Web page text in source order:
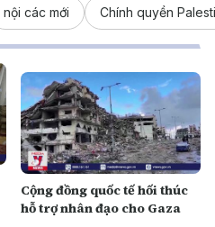
nội các mới Chính quyền
Cộng đồng quốc tế hối thúc
hỗ trợ nhân đạo cho Gaza